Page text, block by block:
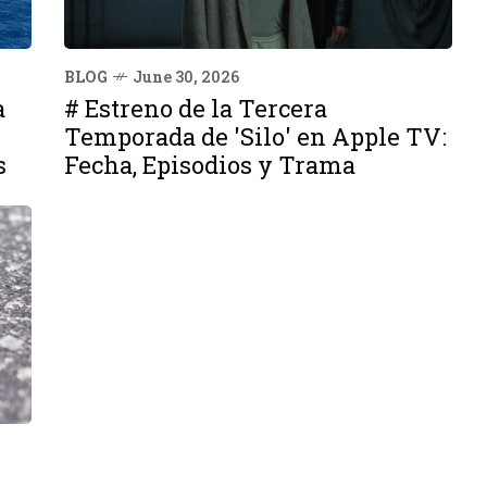
BLOG June 30, 2026
# Estreno de la Tercera
Temporada de 'Silo' en Apple TV:
Fecha, Episodios y Trama